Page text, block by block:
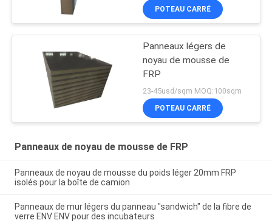
POTEAU CARRÉ
Panneaux légers de
noyau de mousse de
FRP
23-45usd/sqm MOQ:100sqm
POTEAU CARRÉ
Panneaux de noyau de mousse de FRP
Panneaux de noyau de mousse du poids léger 20mm FRP
isolés pour la boîte de camion
Panneaux de mur légers du panneau "sandwich" de la fibre de
verre ENV ENV pour des incubateurs